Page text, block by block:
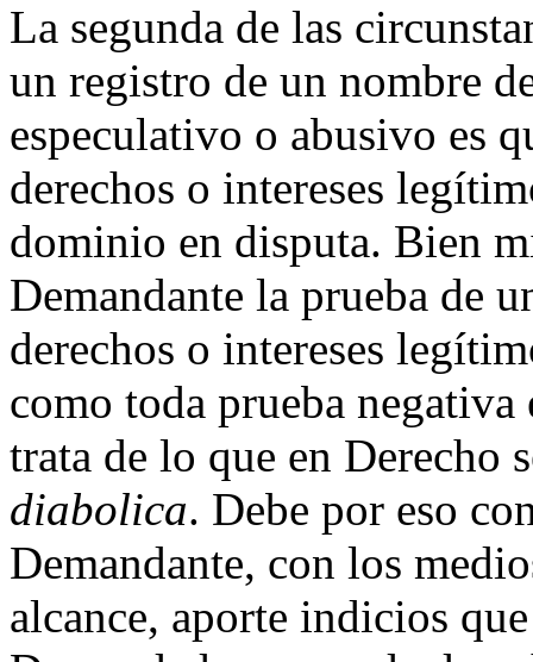
La segunda de las
un registro de un nombre
especulativo o abusivo es
derechos o intereses
dominio en disputa. Bien
Demandante la prueba de
derechos o intereses
como toda prueba
trata de lo que en Derecho
diabolica. Debe por eso
Demandante, con los
alcance, aporte indicios